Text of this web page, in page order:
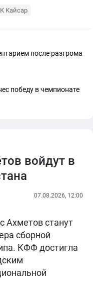
Кайсар
после разгрома
победу в чемпионате
войдут в
07.08.2026, 12:00
Ахметов станут
сборной
КФФ достигла